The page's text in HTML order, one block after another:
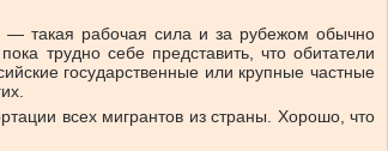
— такая рабочая сила и за рубежом обычно
трудно себе представить, что обитатели
государственные или крупные частные
всех мигрантов из страны. Хорошо, что